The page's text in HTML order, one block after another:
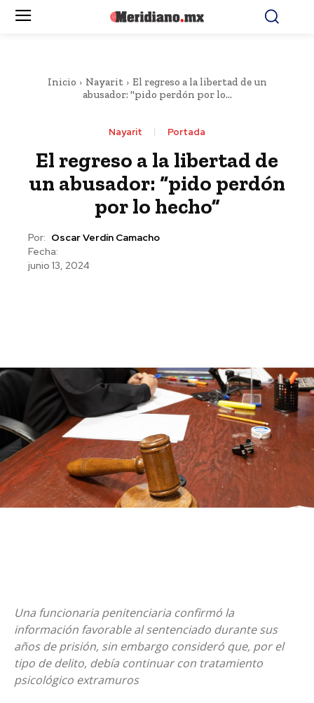
Inicio Nayarit
El regreso a la libertad de un
abusador: "pido perdón por lo...
Nayarit Portada
El regreso a la libertad de
un abusador: “pido perdón
por lo hecho”
Por: Oscar Verdín Camacho
Fecha:
junio 13, 2024
Una funcionaria penitenciaria confirmó la
información favorable al sentenciado durante sus
años de prisión, sin embargo consideró que, por el
tipo de delito, debía continuar con tratamiento
psicológico extramuros